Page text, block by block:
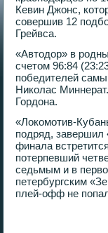
Кевин Джонс,
совершив 12
Грейвса.
«Автодор» в
счетом 96:84
победителей
Николас
Гордона.
«Локомотив-
подряд, завершил
финала
потерпевший
седьмым и в
петербургским
плей-офф не